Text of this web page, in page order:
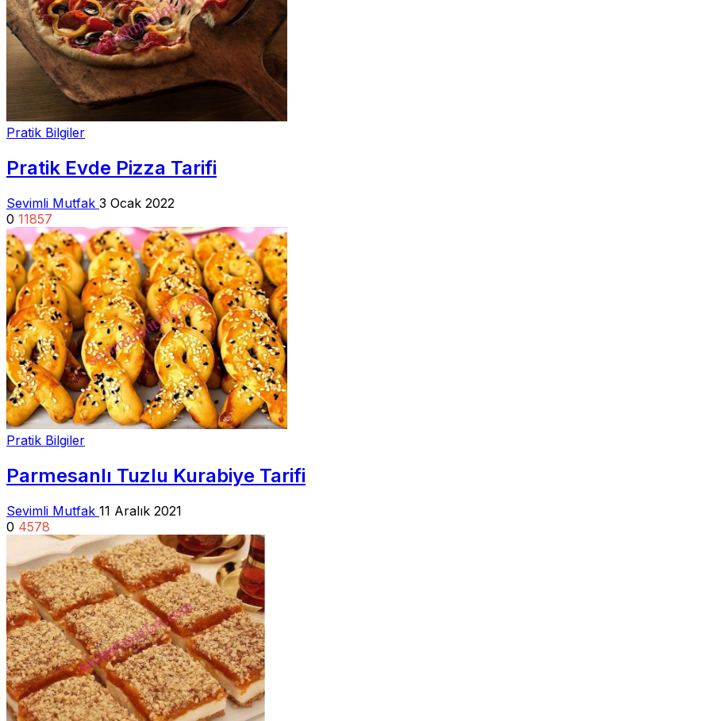
Pratik Bilgiler
Pratik Evde Pizza Tarifi
Sevimli Mutfak 3 Ocak 2022
0 11857
Pratik Bilgiler
Parmesanlı Tuzlu Kurabiye Tarifi
Sevimli Mutfak 11 Aralık 2021
0 4578